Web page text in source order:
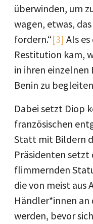
überwinden, um
wagen, etwas,
fordern.“[3] Als
Restitution kam,
in ihren einzelnen
Benin zu
Dabei setzt Diop
französischen
Statt mit Bildern
Präsidenten
flimmernden
die von meist aus
Händler*innen an
werden, bevor